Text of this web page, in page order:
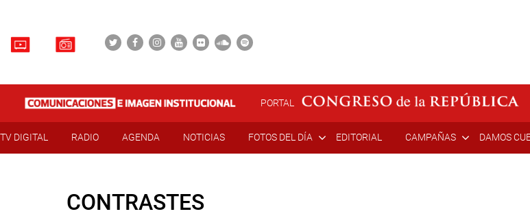
PORTAL
TV DIGITAL RADIO AGENDA NOTICIAS FOTOS DEL DÍA EDITORIAL CAMPAÑAS DAMOS
CONTRASTES